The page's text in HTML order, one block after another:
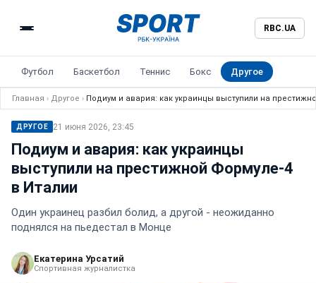
RBC.UA
Футбол Баскетбол Теннис Бокс Другое
Главная › Другое › Подиум и авария: как украинцы выступили на
ДРУГОЕ 21 июня 2026, 23:45
Подиум и авария: как украинцы
выступили на престижной Формуле-4
в Италии
Один украинец разбил болид, а другой - неожиданно
поднялся на пьедестал в Монце
Екатерина Урсатий
Спортивная журналистка